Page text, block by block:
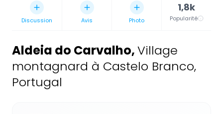
Discussion Avis Photo
1,8k
Popularité
Aldeia do Carvalho,Village
montagnard à Castelo Branco,
Portugal